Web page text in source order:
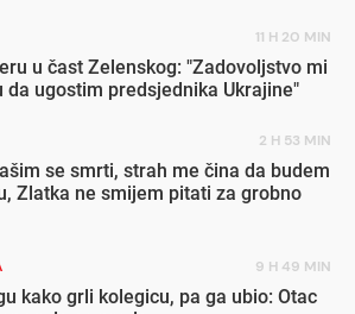
11 H 20 MIN
u čast Zelenskog: "Zadovoljstvo mi
da ugostim predsjednika Ukrajine"
2 H 53 MIN
se smrti, strah me čina da budem
Zlatka ne smijem pitati za grobno
9 H 49 MIN
kako grli kolegicu, pa ga ubio: Otac